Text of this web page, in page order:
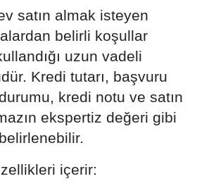
satın almak isteyen
belirli koşullar
uzun vadeli
Kredi tutarı, başvuru
kredi notu ve satın
ekspertiz değeri gibi
içerir: